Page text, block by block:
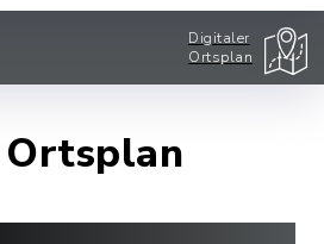
Digitaler
Ortsplan